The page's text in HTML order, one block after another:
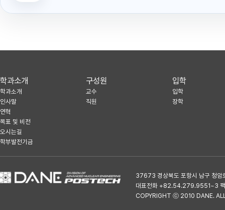
학과소개
학과소개
인사말
연혁
목표 및 비전
오시는길
학부발전기금
구성원
교수
직원
입학
입학
장학
37673 경상북도 포항시 남구 청암
대표전화 +82.54.279.9551~3
COPYRIGHT ⓒ 2010 DANE.